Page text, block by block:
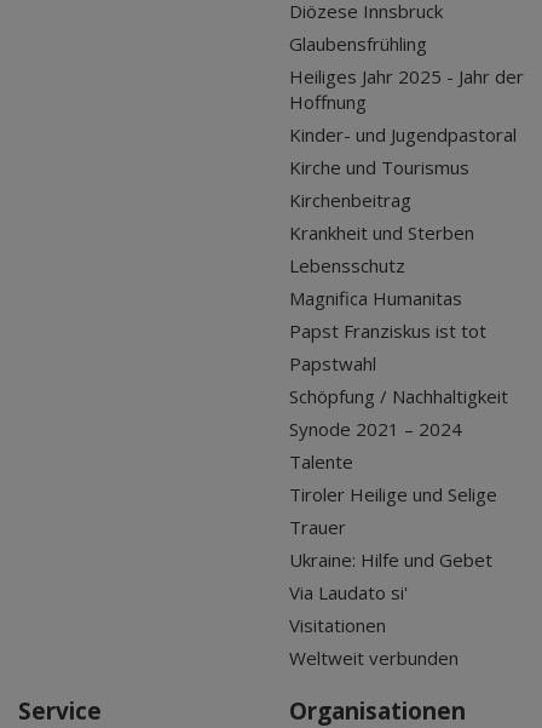
Diözese Innsbruck
Glaubensfrühling
Heiliges Jahr 2025 - Jahr der
Hoffnung
Kinder- und Jugendpastoral
Kirche und Tourismus
Kirchenbeitrag
Krankheit und Sterben
Lebensschutz
Magnifica Humanitas
Papst Franziskus ist tot
Papstwahl
Schöpfung / Nachhaltigkeit
Synode 2021 – 2024
Talente
Tiroler Heilige und Selige
Trauer
Ukraine: Hilfe und Gebet
Via Laudato si'
Visitationen
Weltweit verbunden
Service
Organisationen